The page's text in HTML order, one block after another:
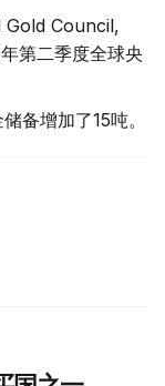
Gold Council,
第二季度全球央
备增加了15吨。